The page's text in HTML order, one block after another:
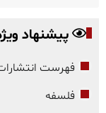
پیشنهاد
فهرست
فلسفه